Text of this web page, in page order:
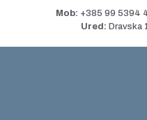
Mob: +385 99 5394
Ured: Dravska